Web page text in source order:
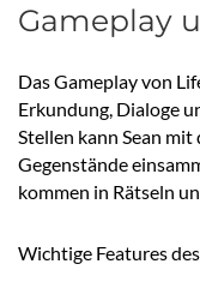
Gameplay
Das Gameplay von
Erkundung, Dialoge
Stellen kann Sean
Gegenstände
kommen in Rätseln
Wichtige Features